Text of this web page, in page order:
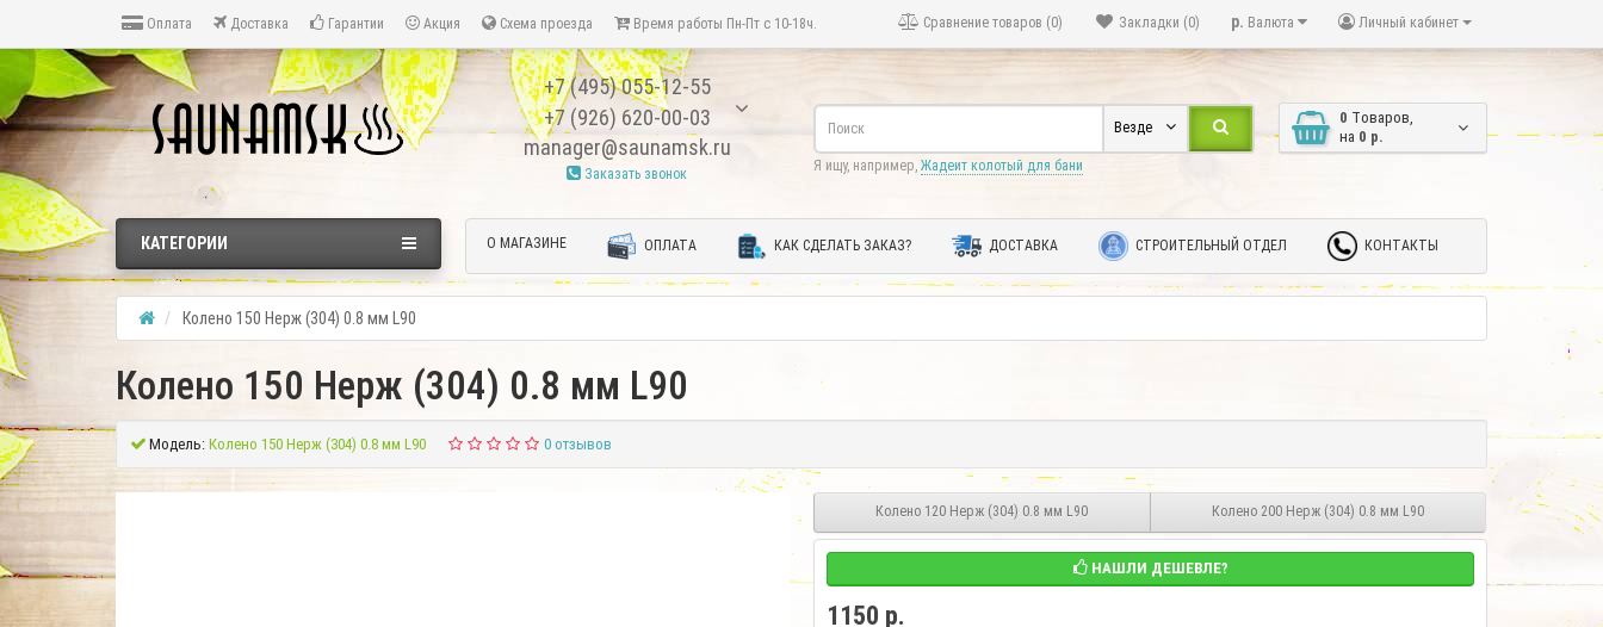
Оплата Доставка Гарантии Акция Схема проезда Время работы Пн-Пт с 10-18ч. Личный кабинет
р. Валюта
Закладки (0)
Сравнение товаров (0)
+7 (495) 055-12-55
+7 (926) 620-00-03
manager@saunamsk.ru
Заказать звонок
0 Tоваров,
на 0 р.
Везде
Я ищу, например, Жадеит колотый для бани
О МАГАЗИНЕ ОПЛАТА КАК СДЕЛАТЬ ЗАКАЗ? ДОСТАВКА СТРОИТЕЛЬНЫЙ ОТДЕЛ КОНТАКТЫ
КАТЕГОРИИ
Колено 150 Нерж (304) 0.8 мм L90
Колено 150 Нерж (304) 0.8 мм L90
Модель: Колено 150 Нерж (304) 0.8 мм L90 0 отзывов
Колено 120 Нерж (304) 0.8 мм L90 Колено 200 Нерж (304) 0.8 мм L90
НАШЛИ ДЕШЕВЛЕ?
1150 р.